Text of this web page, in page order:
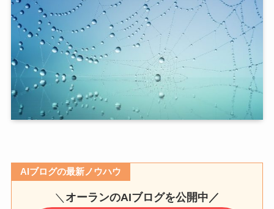
AIブログの最新ノウハウ
＼ オーランのAIブログを公開中／